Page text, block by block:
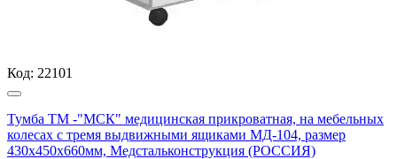
Код: 22101
Тумба ТМ -"МСК" медицинская прикроватная, на мебельных
колесах с тремя выдвижными ящиками МД-104, размер
430х450х660мм, Медстальконструкция (РОССИЯ)